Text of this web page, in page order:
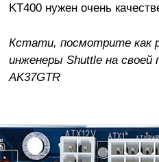
KT400 нужен очень
Кстати, посмотрите как
инженеры Shuttle на своей
AK37GTR